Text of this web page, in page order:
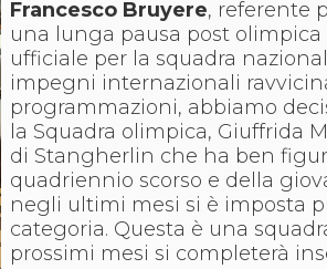
Francesco Bruyere, referente
una lunga pausa post
ufficiale per la squadra
impegni internazionali
programmazioni, abbiamo
la Squadra olimpica, Giuffrida
di Stangherlin che ha ben
quadriennio scorso e della
negli ultimi mesi si è imposta
categoria. Questa è una
prossimi mesi si completerà